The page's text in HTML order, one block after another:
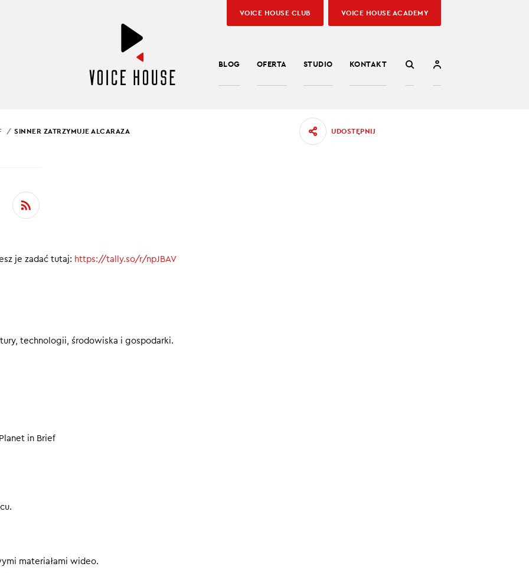
BLOG OFERTA STUDIO KONTAKT
VOICE HOUSE CLUB VOICE HOUSE ACADEMY
ZATRZYMUJE
SINNER ZATRZYMUJE ALCARAZA UDOSTĘPNIJ
je zadać tutaj: https://tally.so/r/npJBAV
technologii, środowiska i gospodarki.
in Brief
materiałami wideo.